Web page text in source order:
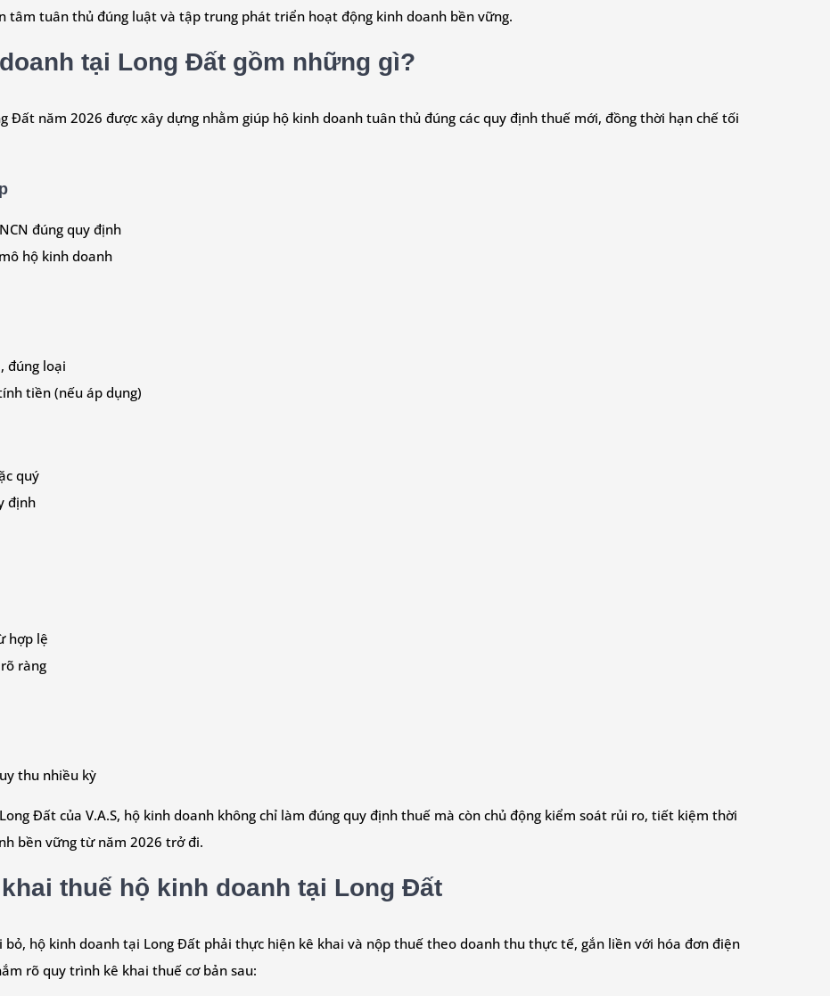
tâm tuân thủ đúng luật và tập trung phát triển hoạt động kinh doanh bền vững.
tại Long Đất gồm những gì?
Đất năm 2026 được xây dựng nhằm giúp hộ kinh doanh tuân thủ đúng các quy định thuế mới, đồng thời hạn chế tối
đúng quy định
hộ kinh doanh
đúng loại
tiền (nếu áp dụng)
quý
định
hợp lệ
ràng
thu nhiều kỳ
Đất của V.A.S, hộ kinh doanh không chỉ làm đúng quy định thuế mà còn chủ động kiểm soát rủi ro, tiết kiệm thời
bền vững từ năm 2026 trở đi.
thuế hộ kinh doanh tại Long Đất
hộ kinh doanh tại Long Đất phải thực hiện kê khai và nộp thuế theo doanh thu thực tế, gắn liền với hóa đơn điện
rõ quy trình kê khai thuế cơ bản sau: